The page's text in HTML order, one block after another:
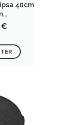
40cm
€